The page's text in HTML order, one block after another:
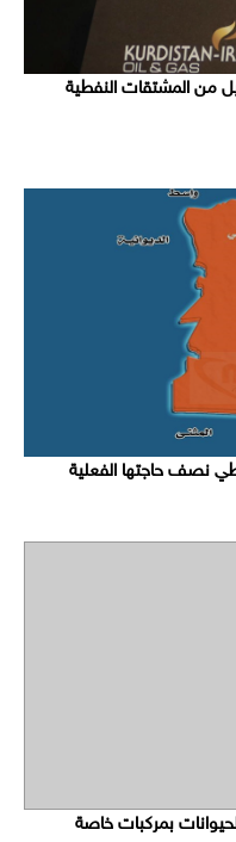
الى 6 ملايين برميل من المشتقات النفطية
نصف حاجتها الفعلية
بمركبات خاصة